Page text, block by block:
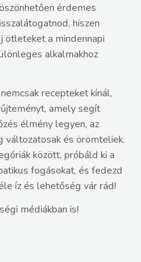
érdemes
hiszen
ötleteket a mindennapi
alkalmakhoz
recepteket kínál,
amely segít
élmény legyen, az
változatosak és örömteliek.
között, próbáld ki a
fogásokat, és fedezd
íz és lehetőség vár rád!
médiákban is!